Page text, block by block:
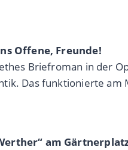
Offene, Freunde!
Briefroman in der
Das funktionierte
am